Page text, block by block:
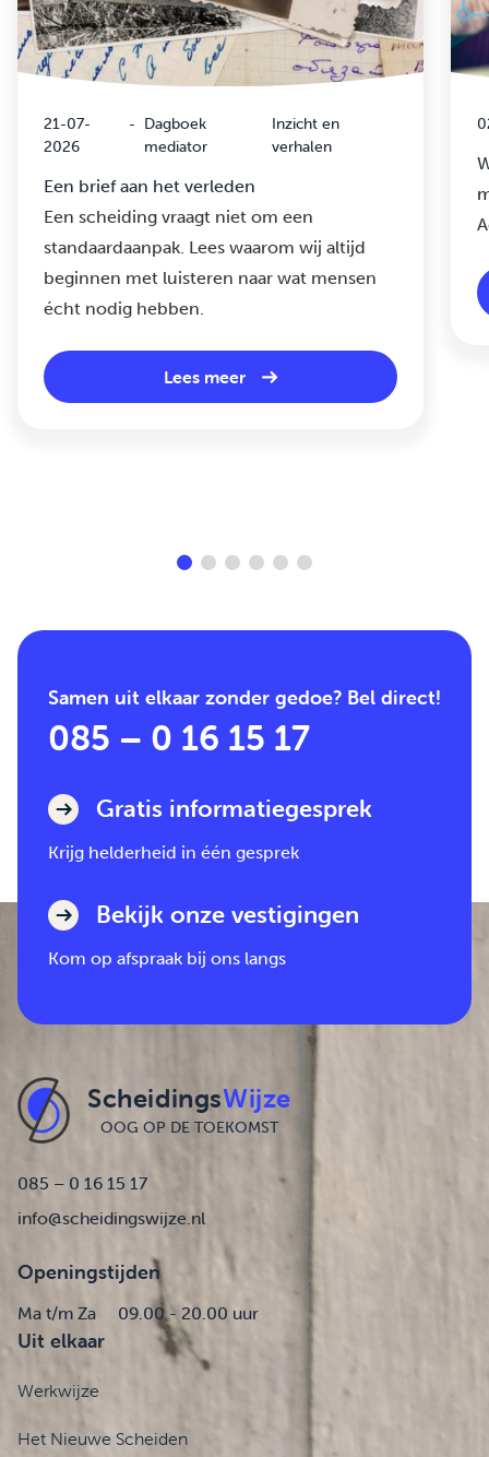
21-07-
2026
- Dagboek
mediator
Inzicht en
verhalen
Een brief aan het verleden
Een scheiding vraagt niet om een
standaardaanpak. Lees waarom wij altijd
beginnen met luisteren naar wat mensen
écht nodig hebben.
Lees meer
Samen uit elkaar zonder gedoe? Bel direct!
085 – 0 16 15 17
Gratis informatiegesprek
Krijg helderheid in één gesprek
Bekijk onze vestigingen
Kom op afspraak bij ons langs
ScheidingsWijze
OOG OP DE TOEKOMST
085 – 0 16 15 17
info@scheidingswijze.nl
Openingstijden
Ma t/m Za 09.00 - 20.00 uur
Uit elkaar
Werkwijze
Het Nieuwe Scheiden